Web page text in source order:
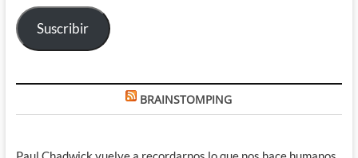
electrónico
Suscribir
BRAINSTOMPING